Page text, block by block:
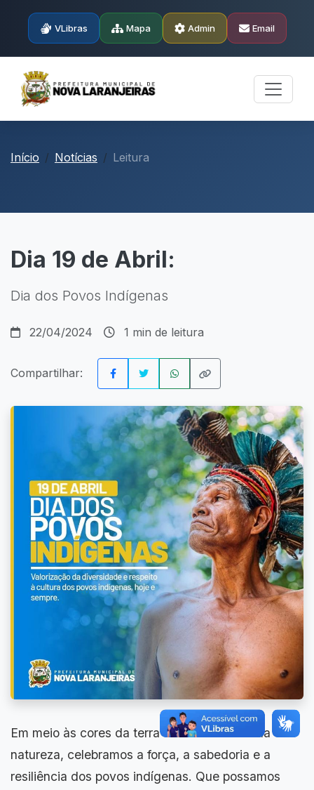
VLibras Mapa Admin Email
Início Notícias Leitura
Dia 19 de Abril:
Dia dos Povos Indígenas
22/04/2024 1 min de leitura
Compartilhar:
Em meio às cores da terra e aos sussurros da
natureza, celebramos a força, a sabedoria e a
resiliência dos povos indígenas. Que possamos